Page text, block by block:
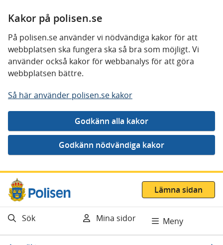
Kakor på polisen.se
På polisen.se använder vi nödvändiga kakor för att
webbplatsen ska fungera ska så bra som möjligt. Vi
använder också kakor för webbanalys för att göra
webbplatsen bättre.
Så här använder polisen.se kakor
Gå direkt till innehåll
Lämna sidan
Sök Mina sidor Meny